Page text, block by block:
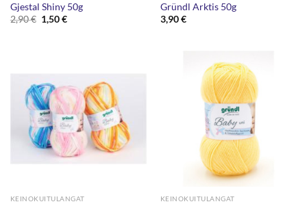
Gjestal Shiny 50g
2,90€ Alkuperäinen
hinta
1,50€Nykyinen
Gründl Arktis 50g
3,90€
KEINOKUITULANGAT KEINOKUITULANGAT